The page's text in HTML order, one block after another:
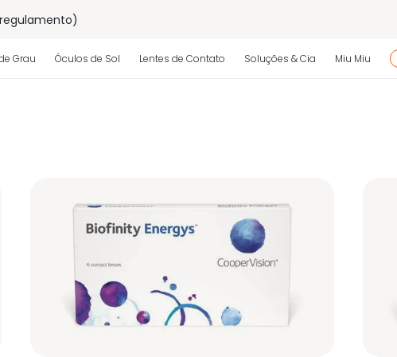
Grau Óculos de Sol Lentes de Contato Soluções & Cia Miu Miu